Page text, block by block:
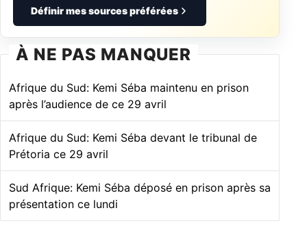
Définir mes sources préférées
À NE PAS MANQUER
Afrique du Sud: Kemi Séba maintenu en prison
après l’audience de ce 29 avril
Afrique du Sud: Kemi Séba devant le tribunal de
Prétoria ce 29 avril
Sud Afrique: Kemi Séba déposé en prison après sa
présentation ce lundi